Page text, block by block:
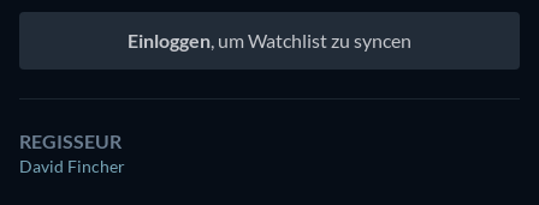
Einloggen, um Watchlist zu syncen
REGISSEUR
David Fincher